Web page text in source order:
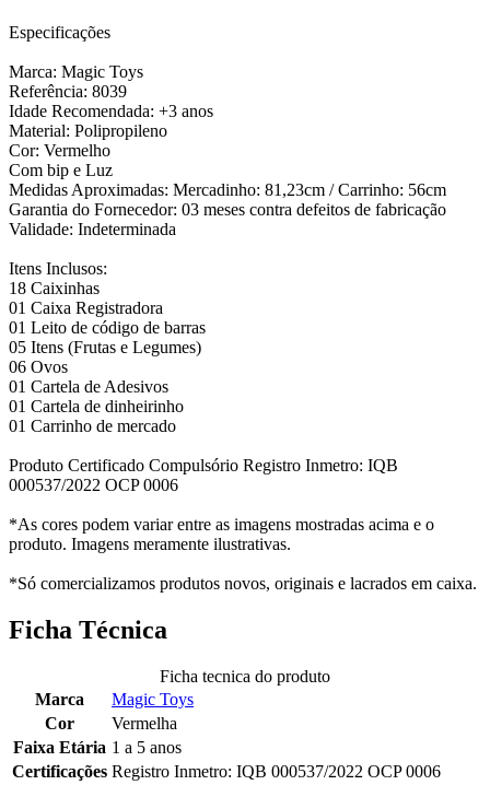
Especificações
Marca: Magic Toys
Referência: 8039
Idade Recomendada: +3 anos
Material: Polipropileno
Cor: Vermelho
Com bip e Luz
Medidas Aproximadas: Mercadinho: 81,23cm / Carrinho: 56cm
Garantia do Fornecedor: 03 meses contra defeitos de fabricação
Validade: Indeterminada
Itens Inclusos:
18 Caixinhas
01 Caixa Registradora
01 Leito de código de barras
05 Itens (Frutas e Legumes)
06 Ovos
01 Cartela de Adesivos
01 Cartela de dinheirinho
01 Carrinho de mercado
Produto Certificado Compulsório Registro Inmetro: IQB
000537/2022 OCP 0006
*As cores podem variar entre as imagens mostradas acima e o
produto. Imagens meramente ilustrativas.
*Só comercializamos produtos novos, originais e lacrados em caixa.
Ficha Técnica
Ficha tecnica do produto
Marca
Magic Toys
Cor
Vermelha
Faixa Etária 1 a 5 anos
Certificações Registro Inmetro: IQB 000537/2022 OCP 0006